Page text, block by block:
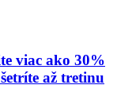
viac ako 30%
až tretinu